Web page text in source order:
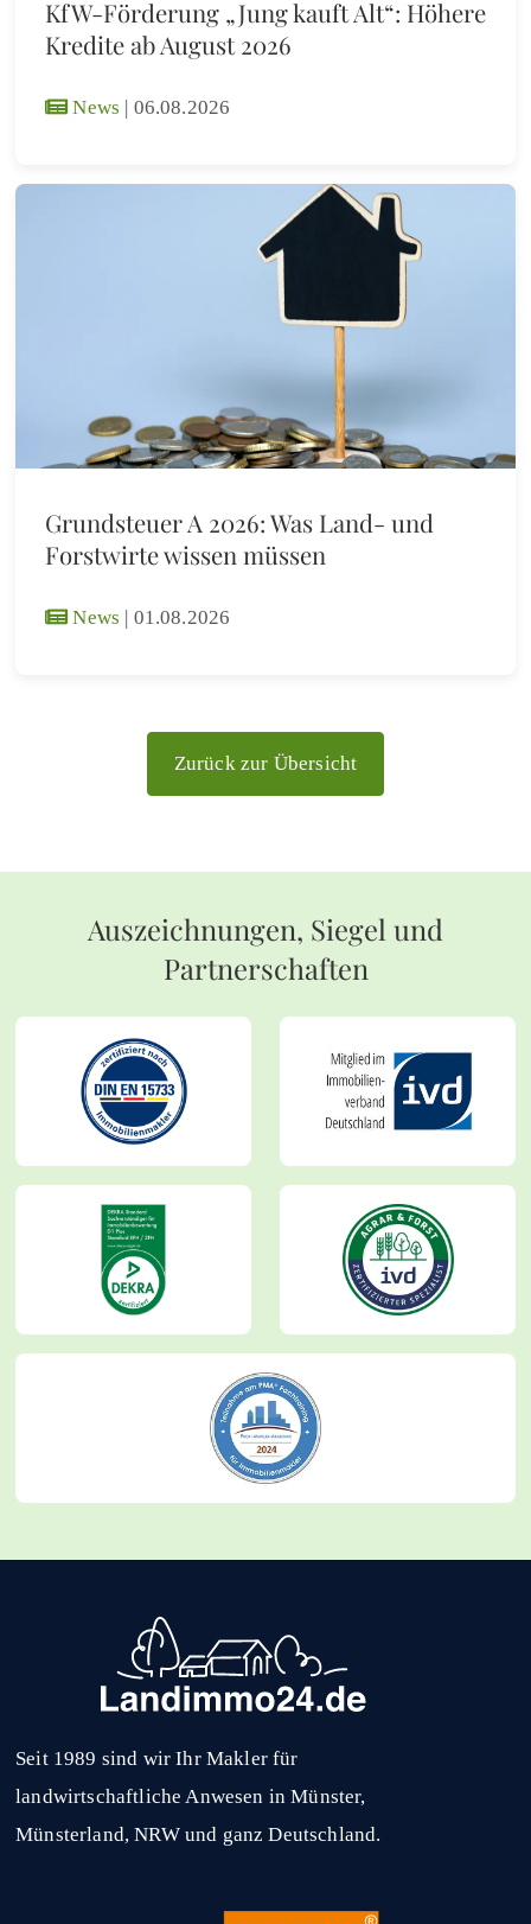
KfW-Förderung „Jung kauft Alt“: Höhere
Kredite ab August 2026
News | 06.08.2026
Grundsteuer A 2026: Was Land- und
Forstwirte wissen müssen
News | 01.08.2026
Zurück zur Übersicht
Auszeichnungen, Siegel und
Partnerschaften
Seit 1989 sind wir Ihr Makler für
landwirtschaftliche Anwesen in Münster,
Münsterland, NRW und ganz Deutschland.